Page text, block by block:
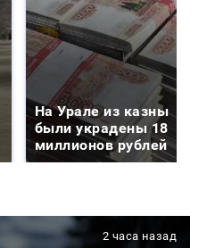
На Урале из казны
были украдены 18
миллионов рублей
2 часа назад